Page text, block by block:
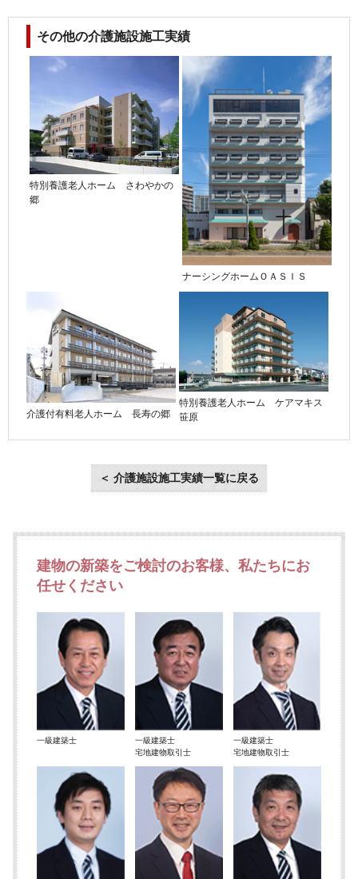
その他の介護施設施工実績
特別養護老人ホーム さわやかの
郷
ナーシングホームＯＡＳＩＳ
介護付有料老人ホーム 長寿の郷
特別養護老人ホーム ケアマキス
笹原
＜ 介護施設施工実績一覧に戻る
建物の新築をご検討のお客様、私たちにお
任せください
一級建築士
一級建築士
宅地建物取引士
一級建築士
宅地建物取引士